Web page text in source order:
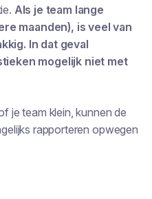
Als je team lange
maanden), is veel van
In dat geval
mogelijk niet met
je team klein, kunnen de
rapporteren opwegen